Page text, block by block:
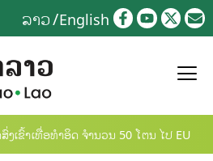
ລາວ English
ເຂົ້າເທື່ອທໍາອິດ ຈໍານວນ 50 ໂຕນ ໄປ EU